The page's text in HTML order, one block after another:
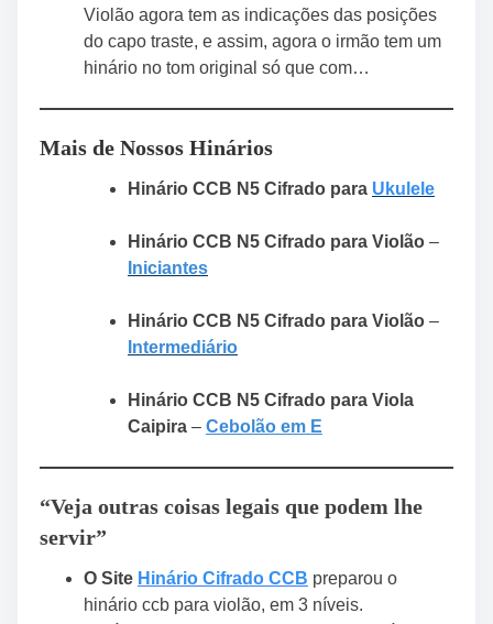
Violão agora tem as indicações das posições
do capo traste, e assim, agora o irmão tem um
hinário no tom original só que com…
Mais de Nossos Hinários
Hinário CCB N5 Cifrado para Ukulele
Hinário CCB N5 Cifrado para Violão –
Iniciantes
Hinário CCB N5 Cifrado para Violão –
Intermediário
Hinário CCB N5 Cifrado para Viola
Caipira – Cebolão em E
“Veja outras coisas legais que podem lhe
servir”
O Site Hinário Cifrado CCB preparou o
hinário ccb para violão, em 3 níveis.